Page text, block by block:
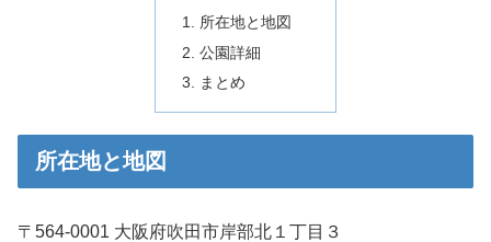
所在地と地図
公園詳細
まとめ
所在地と地図
〒564-0001 大阪府吹田市岸部北１丁目３